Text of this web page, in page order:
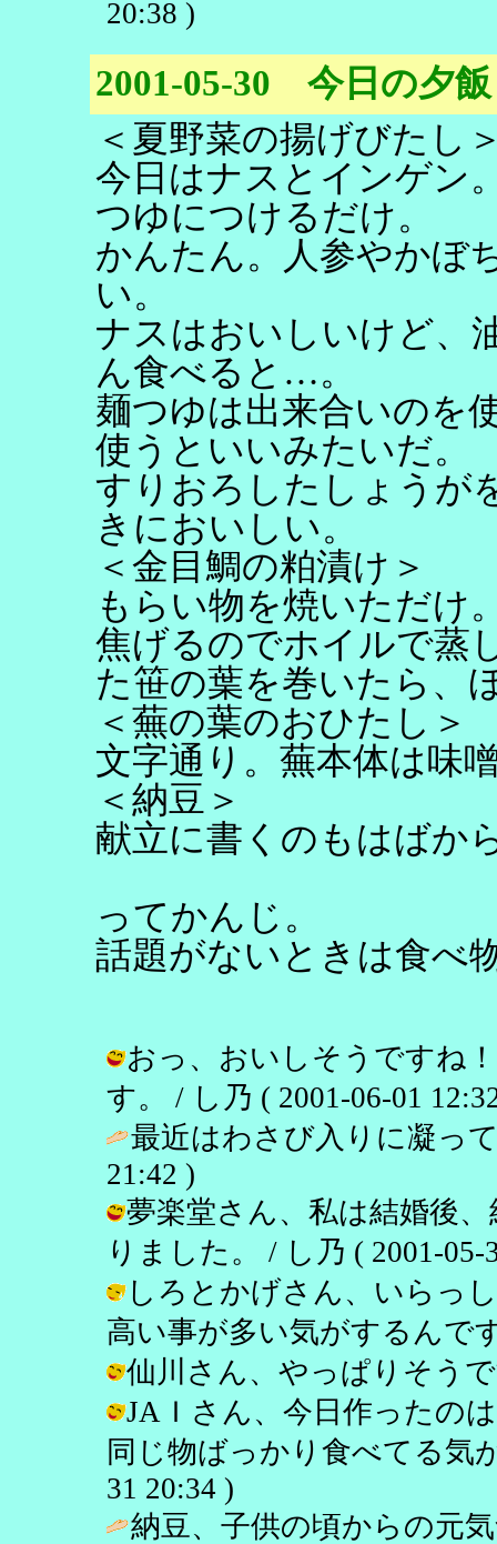
20:38 )
2001-05-30 今日の夕飯
＜夏野菜の揚げびたし
今日はナスとインゲン
つゆにつけるだけ。
かんたん。人参やかぼ
い。
ナスはおいしいけど、
ん食べると…。
麺つゆは出来合いのを
使うといいみたいだ。
すりおろしたしょうが
きにおいしい。
＜金目鯛の粕漬け＞
もらい物を焼いただけ
焦げるのでホイルで蒸
た笹の葉を巻いたら、
＜蕪の葉のおひたし＞
文字通り。蕪本体は味
＜納豆＞
献立に書くのもはばか
ってかんじ。
話題がないときは食べ
おっ、おいしそうですね
す。 / し乃 ( 2001-06-01
最近はわさび入りに凝っ
21:42 )
夢楽堂さん、私は結婚後
りました。 / し乃 ( 2001-05-
しろとかげさん、いらっ
高い事が多い気がするんで
仙川さん、やっぱりそう
JAＩさん、今日作ったの
同じ物ばっかり食べてる気
31 20:34 )
納豆、子供の頃からの元